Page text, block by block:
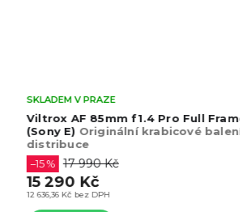
f1.4 Pro Full Frame objektiv
krabicové balení, Česká